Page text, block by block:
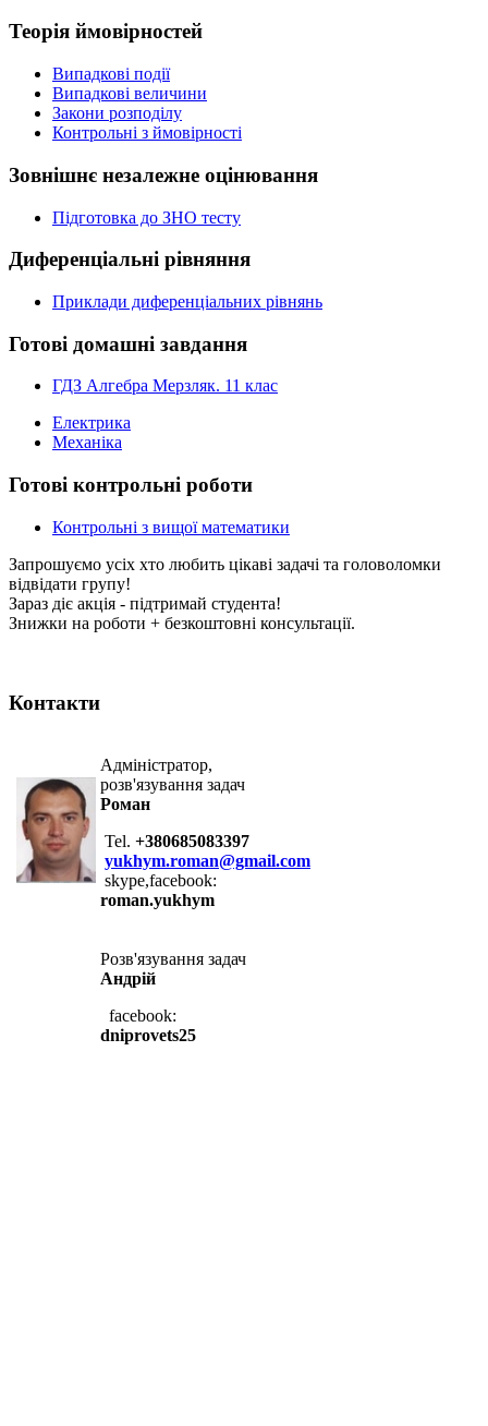
Теорія ймовірностей
Випадкові події
Випадкові величини
Закони розподілу
Контрольні з ймовірності
Зовнішнє незалежне оцінювання
Підготовка до ЗНО тесту
Диференціальні рівняння
Приклади диференціальних рівнянь
Готові домашні завдання
ГДЗ Алгебра Мерзляк. 11 клас
Електрика
Механіка
Готові контрольні роботи
Контрольні з вищої математики
Запрошуємо усіх хто любить цікаві задачі та головоломки
відвідати групу!
Зараз діє акція - підтримай студента!
Знижки на роботи + безкоштовні консультації.
Контакти
Адміністратор,
розв'язування задач
Роман
Tel. +380685083397
yukhym.roman@gmail.com
skype,facebook:
roman.yukhym
Розв'язування задач
Андрій
facebook:
dniprovets25